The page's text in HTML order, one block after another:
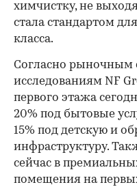
химчистку, не
стала стандартом
класса.
Согласно рыночным
исследованиям NF
первого этажа
20% под бытовые
15% под детскую и
инфраструктуру.
сейчас в
помещения на